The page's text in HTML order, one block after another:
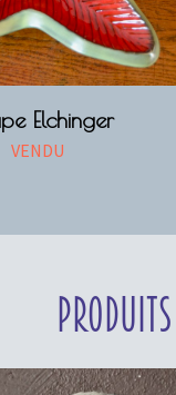
Elchinger
VENDU